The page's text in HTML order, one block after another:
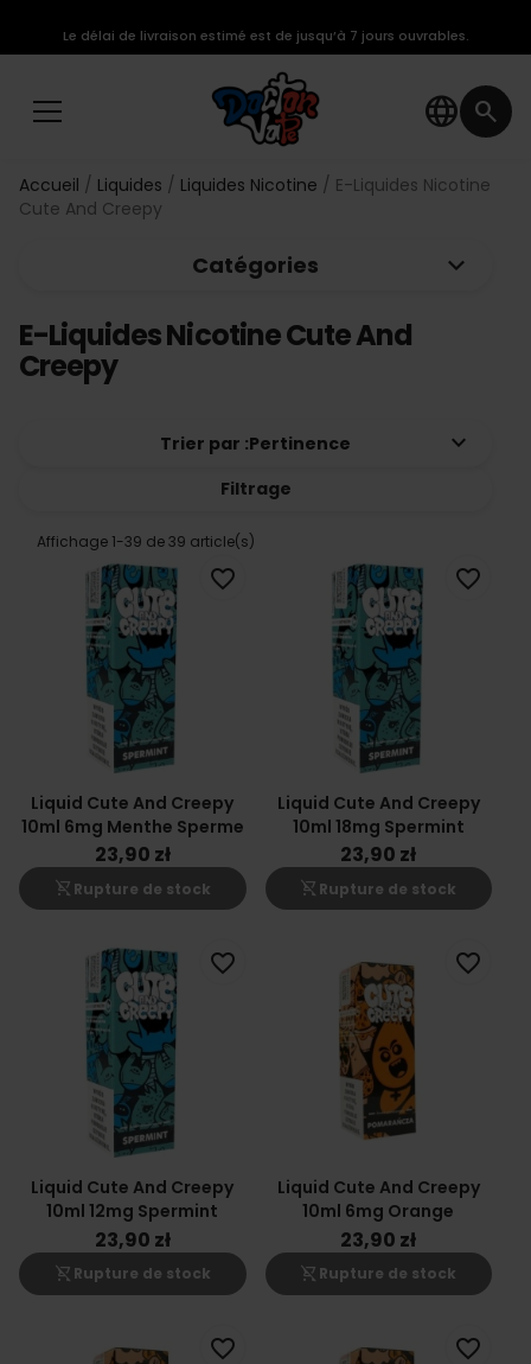
language search
Le délai de livraison estimé est de jusqu’à 7 jours ouvrables.
Accueil Liquides Liquides Nicotine
E-Liquides Nicotine
Cute And Creepy
Catégories keyboard_arrow_down
E-Liquides Nicotine Cute And
Creepy
Trier par :Pertinence keyboard_arrow_down
Filtrage
Affichage 1-39 de 39 article(s)
Liquid Cute And Creepy
10ml 6mg Menthe Sperme
23,90 zł
shopping_cart_off Rupture de stock
favorite_border
Liquid Cute And Creepy
10ml 18mg Spermint
23,90 zł
shopping_cart_off Rupture de stock
favorite_border
Liquid Cute And Creepy
10ml 12mg Spermint
23,90 zł
shopping_cart_off Rupture de stock
favorite_border
Liquid Cute And Creepy
10ml 6mg Orange
23,90 zł
shopping_cart_off Rupture de stock
favorite_border
favorite_border favorite_border